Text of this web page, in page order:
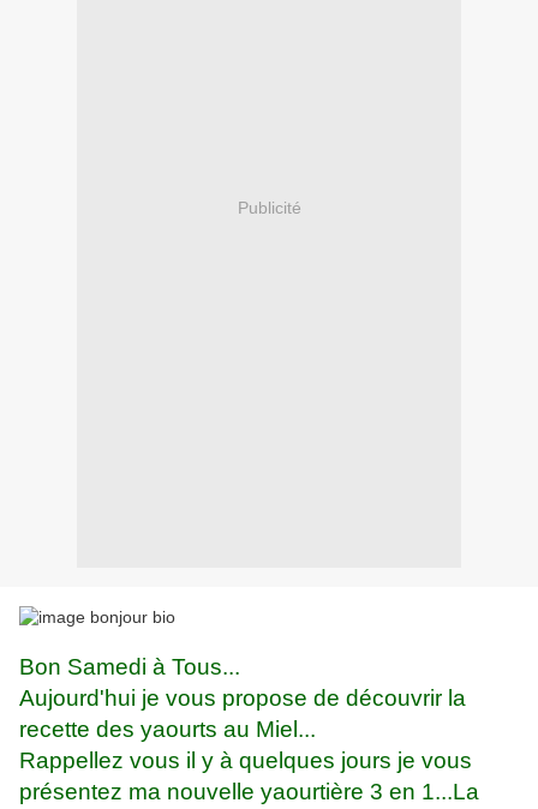
Publicité
Bon Samedi à Tous...
Aujourd'hui je vous propose de découvrir la
recette des yaourts au Miel...
Rappellez vous il y à quelques jours je vous
présentez ma nouvelle yaourtière 3 en 1...La